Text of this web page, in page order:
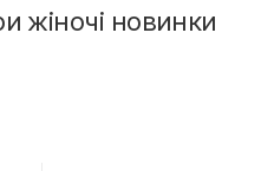
жіночі новинки